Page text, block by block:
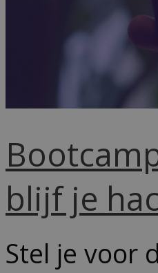
blijf je
Stel je voor